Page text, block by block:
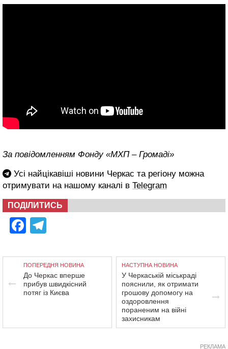
За повідомленням Фонду «МХП – Громаді»
Усі найцікавіші новини Черкас та регіону можна
отримувати на нашому каналі в Telegram
ПОДІЛИТИСЬ
Facebook
ПОПЕРЕДНЯ НОВИНА
До Черкас вперше
прибув швидкісний
потяг із Києва
НАСТУПНА НОВИНА
У Черкаській міськраді
пояснили, як отримати
грошову допомогу на
оздоровлення
пораненим на війні
захисникам
РЕКЛАМА